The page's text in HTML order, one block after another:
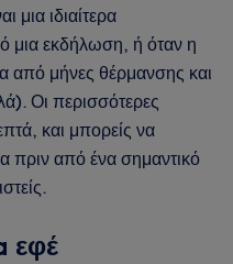
μια ιδιαίτερα
μια εκδήλωση, ή όταν η
από μήνες θέρμανσης και
Οι περισσότερες
και μπορείς να
πριν από ένα σημαντικό
εφέ